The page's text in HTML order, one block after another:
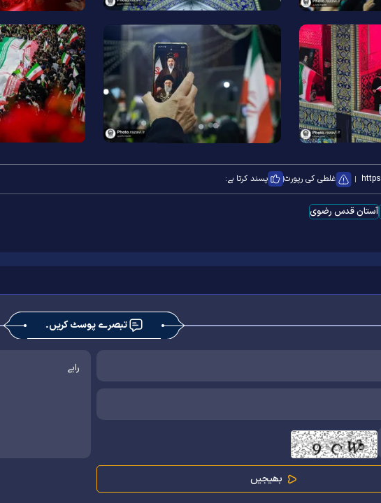
غلطی کی رپورٹ پسند کرتا ہے:
آستان قدس رضوی
تبصرے پوسٹ کریں۔